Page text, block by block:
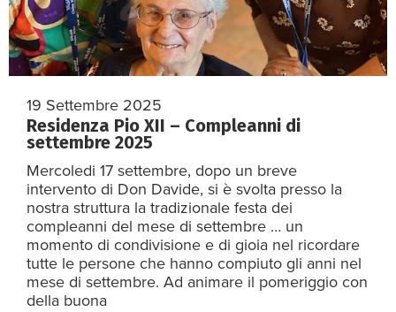
19 Settembre 2025
Residenza Pio XII – Compleanni di
settembre 2025
Mercoledi 17 settembre, dopo un breve
intervento di Don Davide, si è svolta presso la
nostra struttura la tradizionale festa dei
compleanni del mese di settembre … un
momento di condivisione e di gioia nel ricordare
tutte le persone che hanno compiuto gli anni nel
mese di settembre. Ad animare il pomeriggio con
della buona